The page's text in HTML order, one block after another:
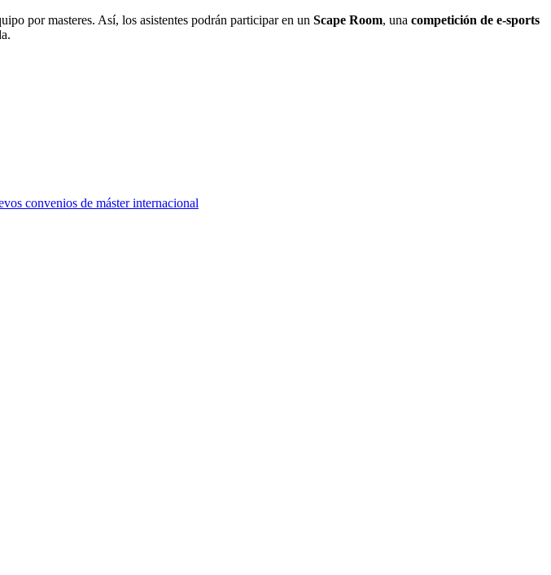
por masteres. Así, los asistentes podrán participar en un Scape Room, una competición de e-sports
convenios de máster internacional